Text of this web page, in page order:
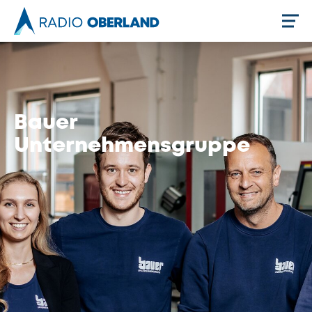
Jetzt live hören
Newsreader
Stellenangebote
Bauer
Unternehmensgruppe